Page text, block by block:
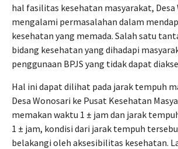
hal fasilitas kesehatan masyarakat, Desa
mengalami permasalahan dalam
kesehatan yang memada. Salah satu
bidang kesehatan yang dihadapi
penggunaan BPJS yang tidak dapat
Hal ini dapat dilihat pada jarak tempuh
Desa Wonosari ke Pusat Kesehatan
memakan waktu 1 ± jam dan jarak
1 ± jam, kondisi dari jarak tempuh
belakangi oleh aksesibilitas kesehatan.